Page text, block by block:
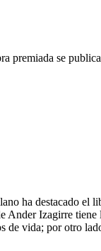
premiada se
ha destacado el
Ander Izagirre tiene
de vida; por otro